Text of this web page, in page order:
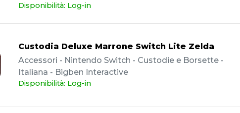
Disponibilità: Log-in
Custodia Deluxe Marrone Switch Lite Zelda
Accessori - Nintendo Switch - Custodie e Borsette -
Italiana - Bigben Interactive
Disponibilità: Log-in